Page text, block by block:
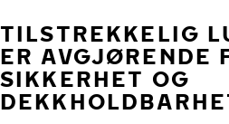
TILSTREKKELIG
ER AVGJØRENDE
SIKKERHET OG